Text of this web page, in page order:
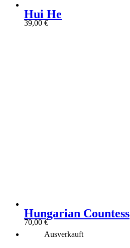
Hui He
39,00€
Hungarian Countess
70,00€
Ausverkauft